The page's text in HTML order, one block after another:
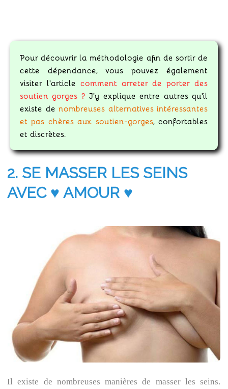
Pour découvrir la méthodologie afin de sortir de
cette dépendance, vous pouvez également
visiter l'article comment arreter de porter des
soutien gorges ? J'y explique entre autres qu'il
existe de nombreuses alternatives intéressantes
et pas chères aux soutien-gorges, confortables
et discrètes.
2. SE MASSER LES SEINS
AVEC ♥ AMOUR ♥
Il existe de nombreuses manières de masser les seins.